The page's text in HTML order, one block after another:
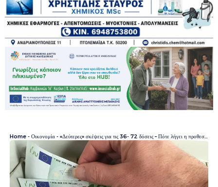
Home - Οικονομία - «Δεύτερες» σκέψεις για τις 36- 72 δόσεις – Πότε λήγει η προθεσμία και τα σενάρια για μετάθεση της αποπληρωμής